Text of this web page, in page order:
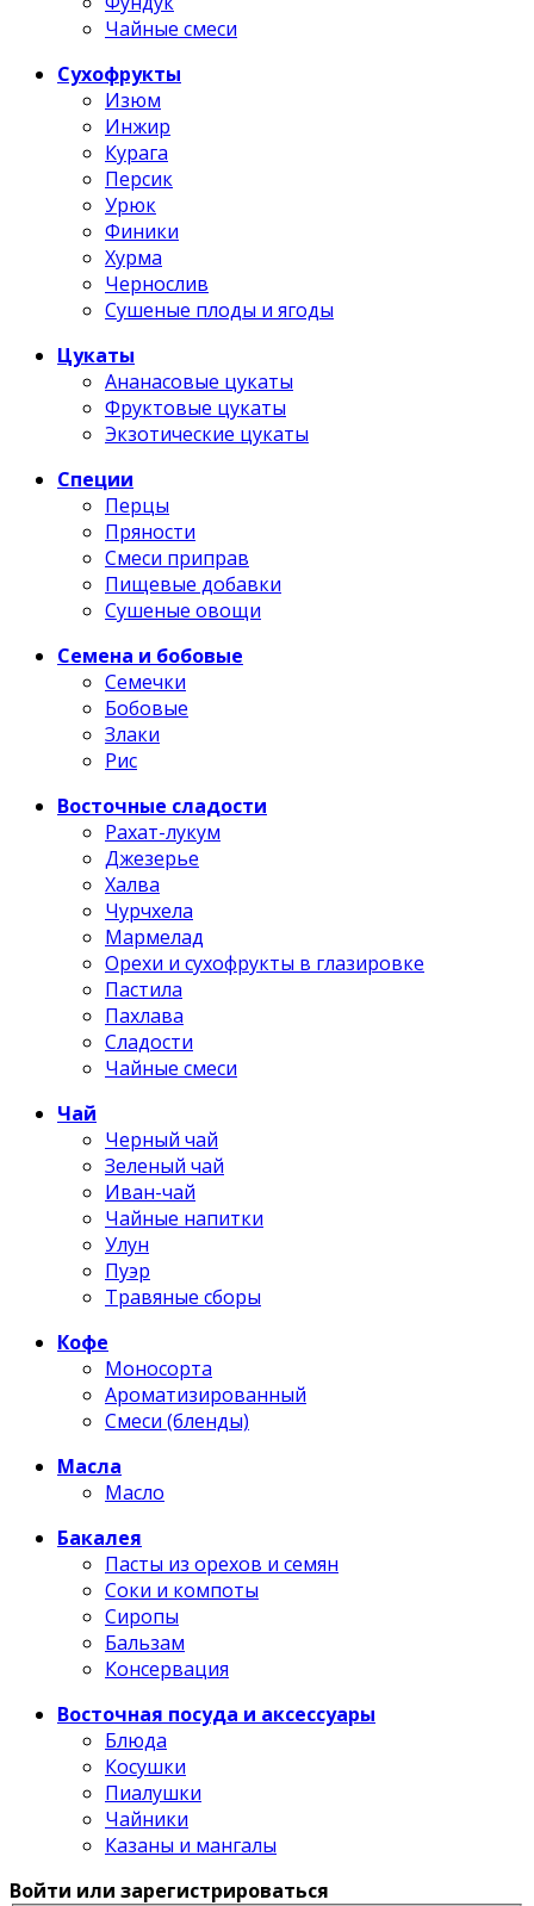
Чайные смеси
Сухофрукты
Изюм
Инжир
Курага
Персик
Урюк
Финики
Хурма
Чернослив
Сушеные плоды и ягоды
Цукаты
Ананасовые цукаты
Фруктовые цукаты
Экзотические цукаты
Специи
Перцы
Пряности
Смеси приправ
Пищевые добавки
Сушеные овощи
Семена и бобовые
Семечки
Бобовые
Злаки
Рис
Восточные сладости
Рахат-лукум
Джезерье
Халва
Чурчхела
Мармелад
Орехи и сухофрукты в глазировке
Пастила
Пахлава
Сладости
Чайные смеси
Чай
Черный чай
Зеленый чай
Иван-чай
Чайные напитки
Улун
Пуэр
Травяные сборы
Кофе
Моносорта
Ароматизированный
Смеси (бленды)
Масла
Масло
Бакалея
Пасты из орехов и семян
Соки и компоты
Сиропы
Бальзам
Консервация
Восточная посуда и аксессуары
Блюда
Косушки
Пиалушки
Чайники
Казаны и мангалы
Войти или зарегистрироваться